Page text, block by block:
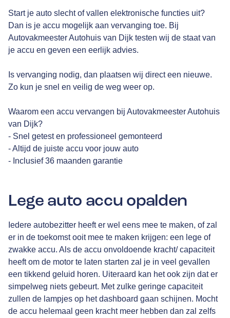
Start je auto slecht of vallen elektronische functies uit?
Dan is je accu mogelijk aan vervanging toe. Bij
Autovakmeester Autohuis van Dijk testen wij de staat van
je accu en geven een eerlijk advies.
Is vervanging nodig, dan plaatsen wij direct een nieuwe.
Zo kun je snel en veilig de weg weer op.
Waarom een accu vervangen bij Autovakmeester Autohuis
van Dijk?
- Snel getest en professioneel gemonteerd
- Altijd de juiste accu voor jouw auto
- Inclusief 36 maanden garantie
Lege auto accu opalden
Iedere autobezitter heeft er wel eens mee te maken, of zal
er in de toekomst ooit mee te maken krijgen: een lege of
zwakke accu. Als de accu onvoldoende kracht/ capaciteit
heeft om de motor te laten starten zal je in veel gevallen
een tikkend geluid horen. Uiteraard kan het ook zijn dat er
simpelweg niets gebeurt. Met zulke geringe capaciteit
zullen de lampjes op het dashboard gaan schijnen. Mocht
de accu helemaal geen kracht meer hebben dan zal zelfs